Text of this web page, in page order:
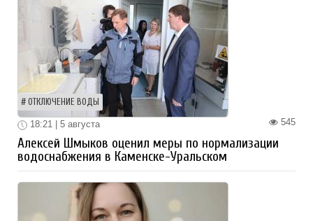
ОТКЛЮЧЕНИЕ ВОДЫ
545
18:21 | 5 августа
Алексей Шмыков оценил меры по нормализации
водоснабжения в Каменске-Уральском